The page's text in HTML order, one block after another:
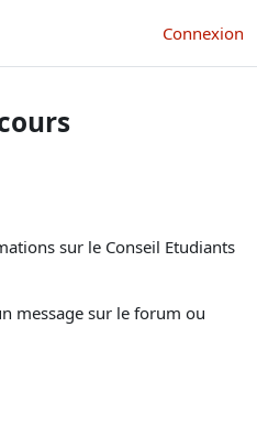
Connexion
sur le Conseil Etudiants
message sur le forum ou